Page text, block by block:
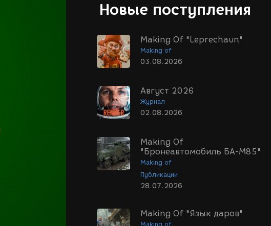
Новые поступления
Making Of "Leprechaun"
Making of
03.08.2026
Август 2026
Журнал
02.08.2026
Making Of
"Бронеавтомобиль БА-М85"
Making of
Публикации
28.07.2026
Making Of "Язык даров"
Making of